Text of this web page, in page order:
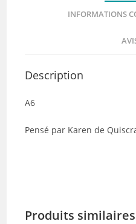
INFORMATIONS
Description
A6
Pensé par Karen de
Produits similaires